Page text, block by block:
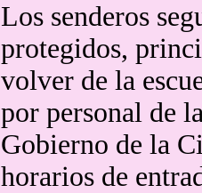
Los senderos
protegidos,
volver de la
por personal de
Gobierno de la
horarios de